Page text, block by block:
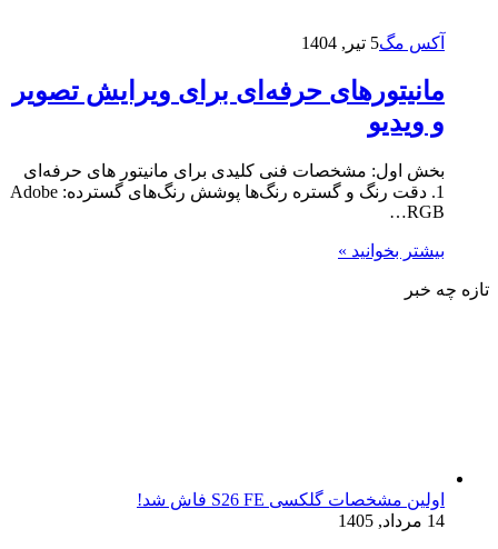
آکس مگ5 تیر, 1404
مانیتورهای حرفه‌ای برای ویرایش تصویر
و ویدیو
بخش اول: مشخصات فنی کلیدی برای مانیتور های حرفه‌ای
1. دقت رنگ و گستره رنگ‌ها پوشش رنگ‌های گسترده: Adobe
RGB…
بیشتر بخوانید »
تازه چه خبر
اولین مشخصات گلکسی S26 FE فاش شد!
14 مرداد, 1405